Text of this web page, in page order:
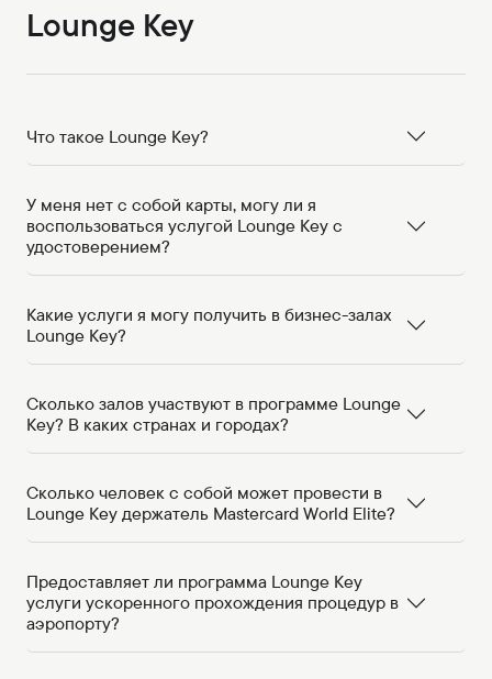
Lounge Key
Что такое Lounge Key?
У меня нет с собой карты, могу ли я
воспользоваться услугой Lounge Key с
удостоверением?
Какие услуги я могу получить в бизнес-залах
Lounge Key?
Сколько залов участвуют в программе Lounge
Key? В каких странах и городах?
Сколько человек с собой может провести в
Lounge Key держатель Mastercard World Elite?
Предоставляет ли программа Lounge Key
услуги ускоренного прохождения процедур в
аэропорту?